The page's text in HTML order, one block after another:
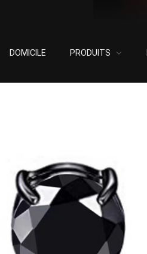
DOMICILE PRODUITS